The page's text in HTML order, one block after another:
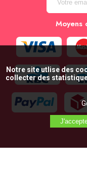
Moyens
Notre site utlise des
collecter des